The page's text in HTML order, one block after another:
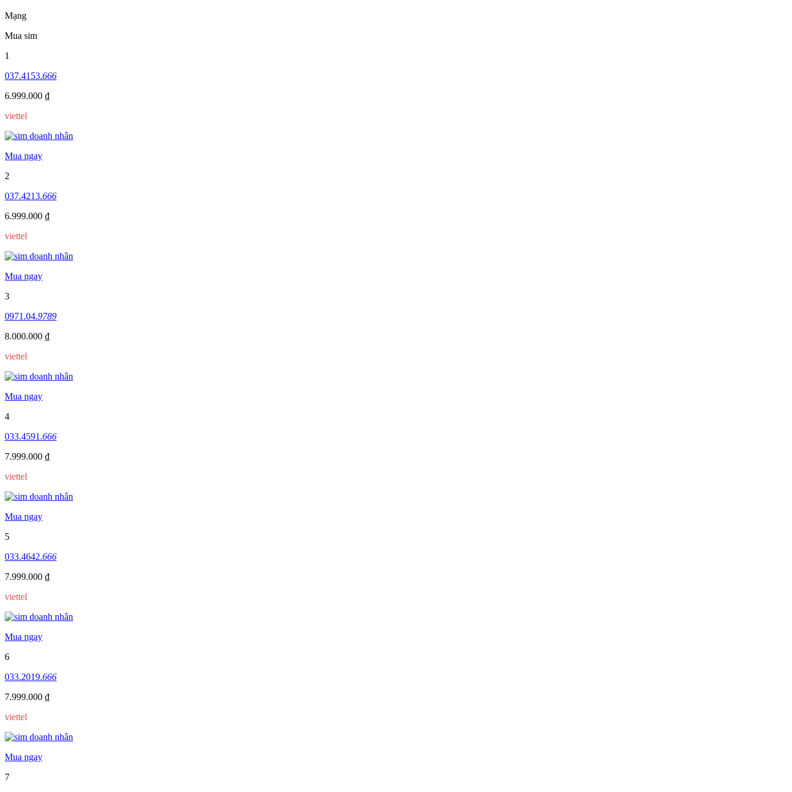
Mạng
Mua sim
1
037.4153.666
6.999.000 ₫
viettel
Mua ngay
2
037.4213.666
6.999.000 ₫
viettel
Mua ngay
3
0971.04.9789
8.000.000 ₫
viettel
Mua ngay
4
033.4591.666
7.999.000 ₫
viettel
Mua ngay
5
033.4642.666
7.999.000 ₫
viettel
Mua ngay
6
033.2019.666
7.999.000 ₫
viettel
Mua ngay
7